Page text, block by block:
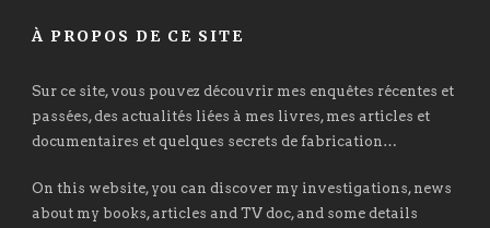
À PROPOS DE CE SITE
Sur ce site, vous pouvez découvrir mes enquêtes récentes et
passées, des actualités liées à mes livres, mes articles et
documentaires et quelques secrets de fabrication…
On this website, you can discover my investigations, news
about my books, articles and TV doc, and some details